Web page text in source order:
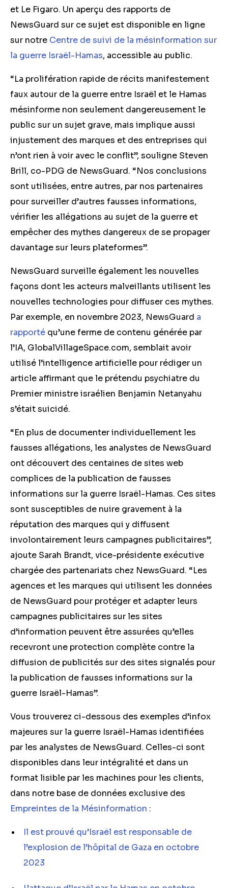
et Le Figaro. Un aperçu des rapports de
NewsGuard sur ce sujet est disponible en ligne
sur notre Centre de suivi de la mésinformation sur
la guerre Israël-Hamas, accessible au public.
“La prolifération rapide de récits manifestement
faux autour de la guerre entre Israël et le Hamas
mésinforme non seulement dangereusement le
public sur un sujet grave, mais implique aussi
injustement des marques et des entreprises qui
n’ont rien à voir avec le conflit”, souligne Steven
Brill, co-PDG de NewsGuard. “Nos conclusions
sont utilisées, entre autres, par nos partenaires
pour surveiller d’autres fausses informations,
vérifier les allégations au sujet de la guerre et
empêcher des mythes dangereux de se propager
davantage sur leurs plateformes”.
NewsGuard surveille également les nouvelles
façons dont les acteurs malveillants utilisent les
nouvelles technologies pour diffuser ces mythes.
Par exemple, en novembre 2023, NewsGuard a
rapporté qu’une ferme de contenu générée par
l’IA, GlobalVillageSpace.com, semblait avoir
utilisé l’intelligence artificielle pour rédiger un
article affirmant que le prétendu psychiatre du
Premier ministre israélien Benjamin Netanyahu
s’était suicidé.
“En plus de documenter individuellement les
fausses allégations, les analystes de NewsGuard
ont découvert des centaines de sites web
complices de la publication de fausses
informations sur la guerre Israël-Hamas. Ces sites
sontsusceptibles de nuire gravement à la
réputation des marques qui y diffusent
involontairement leurs campagnes publicitaires”,
ajoute Sarah Brandt, vice-présidente exécutive
chargée des partenariats chez NewsGuard. “Les
agences et les marques qui utilisent les données
de NewsGuard pour protéger et adapter leurs
campagnes publicitaires sur les sites
d’information peuvent être assurées qu’elles
recevront une protection complète contre la
diffusion de publicités sur des sites signalés pour
la publication de fausses informations sur la
guerre Israël-Hamas”.
Vous trouverez ci-dessous des exemples d’infox
majeures sur la guerre Israël-Hamas identifiées
par les analystes de NewsGuard. Celles-ci sont
disponibles dans leur intégralité et dans un
format lisible par les machines pour les clients,
dans notre base de données exclusive des
Empreintes de la Mésinformation :
Il est prouvé qu’Israël est responsable de
l’explosion de l’hôpital de Gaza en octobre
2023